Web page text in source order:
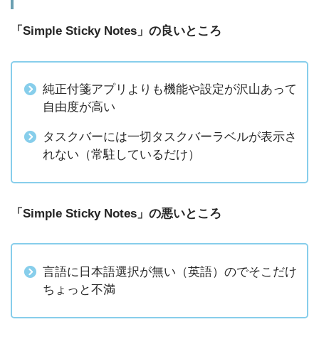
「Simple Sticky Notes」の良いところ
純正付箋アプリよりも機能や設定が沢山あって
自由度が高い
タスクバーには一切タスクバーラベルが表示さ
れない（常駐しているだけ）
「Simple Sticky Notes」の悪いところ
言語に日本語選択が無い（英語）のでそこだけ
ちょっと不満